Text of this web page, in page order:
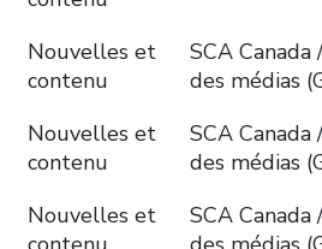
Nouvelles et
contenu
SCA
des médias
Nouvelles et
contenu
SCA
des médias
Nouvelles et
SCA